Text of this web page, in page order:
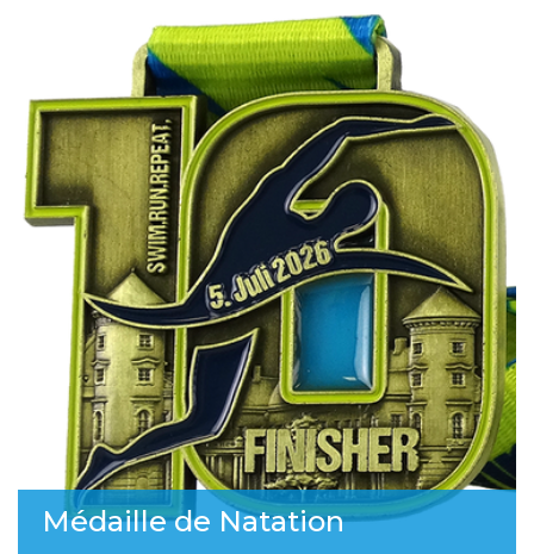
Médaille de Natation